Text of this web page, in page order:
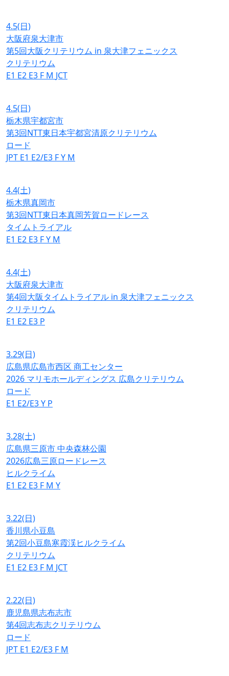
4.5(日)
大阪府泉大津市
第5回大阪クリテリウム in 泉大津フェニックス
クリテリウム
E1 E2 E3 F M JCT
4.5(日)
栃木県宇都宮市
第3回NTT東日本宇都宮清原クリテリウム
ロード
JPT E1 E2/E3 FY M
4.4(土)
栃木県真岡市
第3回NTT東日本真岡芳賀ロードレース
タイムトライアル
E1 E2 E3 FY M
4.4(土)
大阪府泉大津市
第4回大阪タイムトライアル in 泉大津フェニックス
クリテリウム
E1 E2 E3 P
3.29(日)
広島県広島市西区 商工センター
2026 マリモホールディングス 広島クリテリウム
ロード
E1 E2/E3Y P
3.28(土)
広島県三原市 中央森林公園
2026広島三原ロードレース
ヒルクライム
E1 E2 E3 F M Y
3.22(日)
香川県小豆島
第2回小豆島寒霞渓ヒルクライム
クリテリウム
E1 E2 E3 F M JCT
2.22(日)
鹿児島県志布志市
第4回志布志クリテリウム
ロード
JPT E1 E2/E3 F M